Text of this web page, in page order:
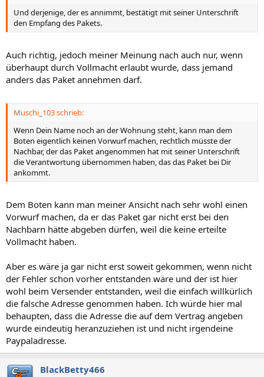
Und derjenige, der es annimmt, bestätigt mit seiner Unterschrift
den Empfang des Pakets.
Auch richtig, jedoch meiner Meinung nach auch nur, wenn
überhaupt durch Vollmacht erlaubt wurde, dass jemand
anders das Paket annehmen darf.
Muschi_103 schrieb:
Wenn Dein Name noch an der Wohnung steht, kann man dem
Boten eigentlich keinen Vorwurf machen, rechtlich müsste der
Nachbar, der das Paket angenommen hat mit seiner Unterschrift
die Verantwortung übernommen haben, das das Paket bei Dir
ankommt.
Dem Boten kann man meiner Ansicht nach sehr wohl einen
Vorwurf machen, da er das Paket gar nicht erst bei den
Nachbarn hätte abgeben dürfen, weil die keine erteilte
Vollmacht haben.
Aber es wäre ja gar nicht erst soweit gekommen, wenn nicht
der Fehler schon vorher entstanden wäre und der ist hier
wohl beim Versender entstanden, weil die einfach willkürlich
die falsche Adresse genommen haben. Ich würde hier mal
behaupten, dass die Adresse die auf dem Vertrag angeben
wurde eindeutig heranzuziehen ist und nicht irgendeine
Paypaladresse.
BlackBetty466